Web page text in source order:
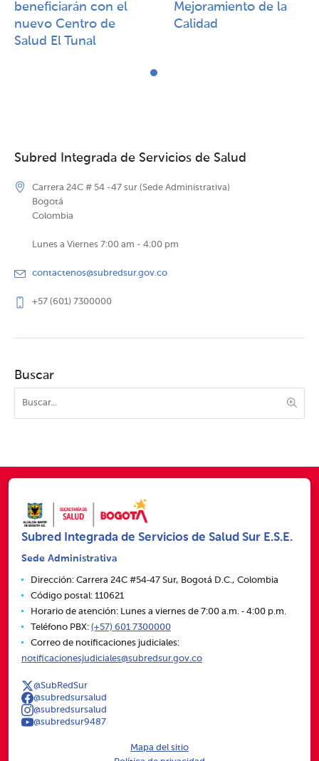
beneficiarán con el
nuevo Centro de
Salud El Tunal
Mejoramiento de la
Calidad​​
Subred Integrada de Servicios de Salud
Carrera 24C # 54 -47 sur (Sede Administrativa)
Bogotá
Colombia
Lunes a Viernes 7:00 am - 4:00 pm
contactenos@subredsur.gov.co
+57 (601) 7300000
Buscar
Subred Integrada de Servicios de Salud Sur E.S.E.
Sede Administrativa
Dirección: Carrera 24C #54‑47 Sur, Bogotá D.C., Colombia
Código postal: 110621
Horario de atención: Lunes a viernes de 7:00 a.m. ‑ 4:00 p.m.
Teléfono PBX: (+57) 601 7300000
Correo de notificaciones judiciales:
notificacionesjudiciales@subredsur.gov.co
@SubRedSur
@subredsursalud
@subredsursalud
@subredsur9487
Mapa del sitio